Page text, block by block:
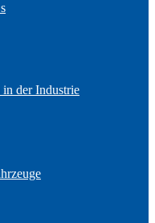
der Industrie